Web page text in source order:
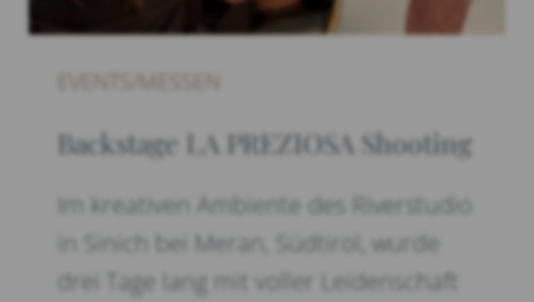
Backstage LA PREZIOSA Shooting
Im kreativen Ambiente des Riverstudio
in Sinich bei Meran, Südtirol, wurde
drei Tage lang mit voller Leidenschaft